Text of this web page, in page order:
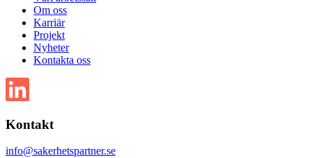
Om oss
Karriär
Projekt
Nyheter
Kontakta oss
Kontakt
info@sakerhetspartner.se